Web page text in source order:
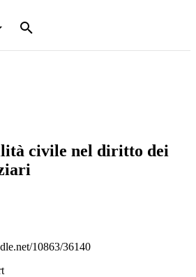
civile nel diritto dei
10863/36140